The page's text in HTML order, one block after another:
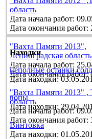
область
Дата начала работ:
Дата окончания работ:
"Вахта Памяти 2013",
Ленинградская область
Дата начала работ:
Дата окончания работ:
"Вахта Памяти 2013" ,
область
Дата начала работ:
Дата окончания работ:
Находки
неполные останки
Дата находки:
вопы
Дата находки:
Винтовка
Дата находки: